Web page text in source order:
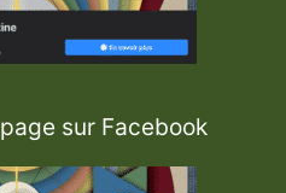
sur Facebook